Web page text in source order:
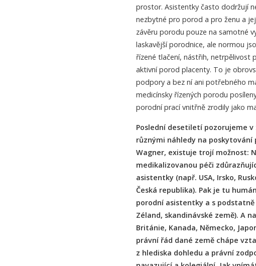
prostor. Asistentky často dodržují
nezbytné pro porod a pro ženu a
závěru porodu pouze na samotné
laskavější porodnice, ale normou
řízené tlačení, nástřih, netrpělivost
aktivní porod placenty. To je
podpory a bez ní ani potřebného
medicínsky řízených porodu
porodní prací vnitřně zrodily jako
Poslední desetiletí pozorujeme
různými náhledy na poskytování
Wagner, existuje trojí možnost:
medikalizovanou péči
asistentky (např. USA, Irsko,
Česká republika). Pak je tu
porodní asistentky a s
Zéland, skandinávské země). A
Británie, Kanada, Německo,
právní řád dané země chápe
z hlediska dohledu a právní